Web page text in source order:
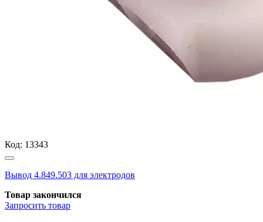
Код: 13343
Вывод 4.849.503 для электродов
Товар закончился
Запросить товар